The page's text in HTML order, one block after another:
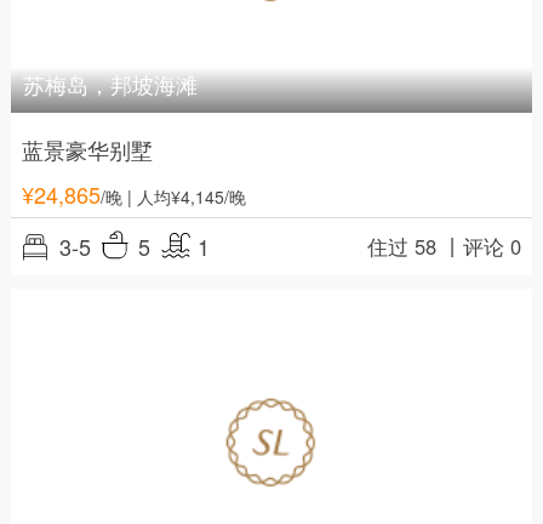
苏梅岛，邦坡海滩
蓝景豪华别墅
¥24,865/晚| 人均¥4,145/晚
3-5 5 1 住过 58 丨评论 0